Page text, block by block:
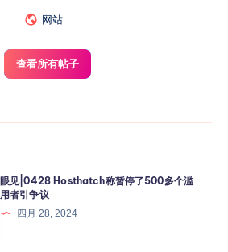
网站
查看所有帖子
眼见|0428 Hosthatch称暂停了500多个滥
用者引争议
四月 28, 2024